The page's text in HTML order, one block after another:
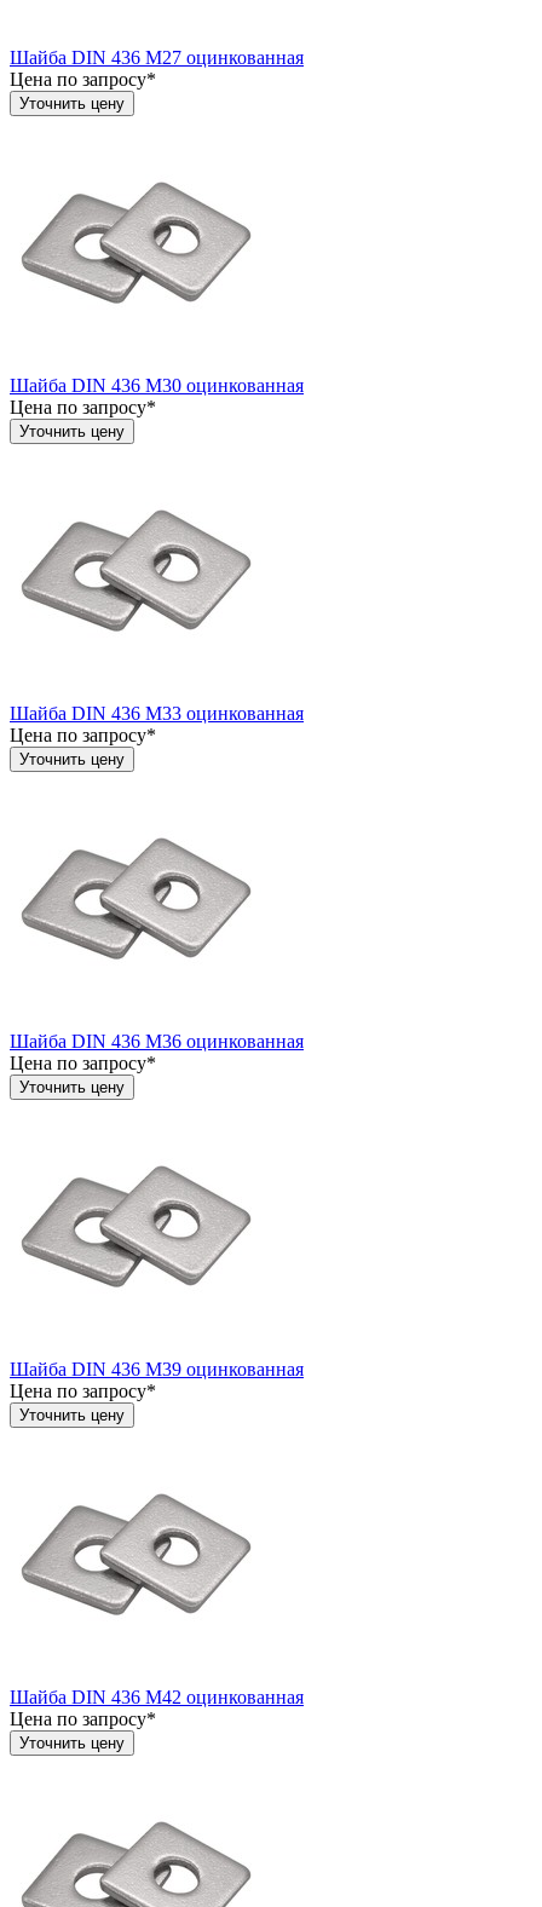
Шайба DIN 436 М27 оцинкованная
Цена по запросу*
Уточнить цену
Шайба DIN 436 М30 оцинкованная
Цена по запросу*
Уточнить цену
Шайба DIN 436 М33 оцинкованная
Цена по запросу*
Уточнить цену
Шайба DIN 436 М36 оцинкованная
Цена по запросу*
Уточнить цену
Шайба DIN 436 М39 оцинкованная
Цена по запросу*
Уточнить цену
Шайба DIN 436 М42 оцинкованная
Цена по запросу*
Уточнить цену